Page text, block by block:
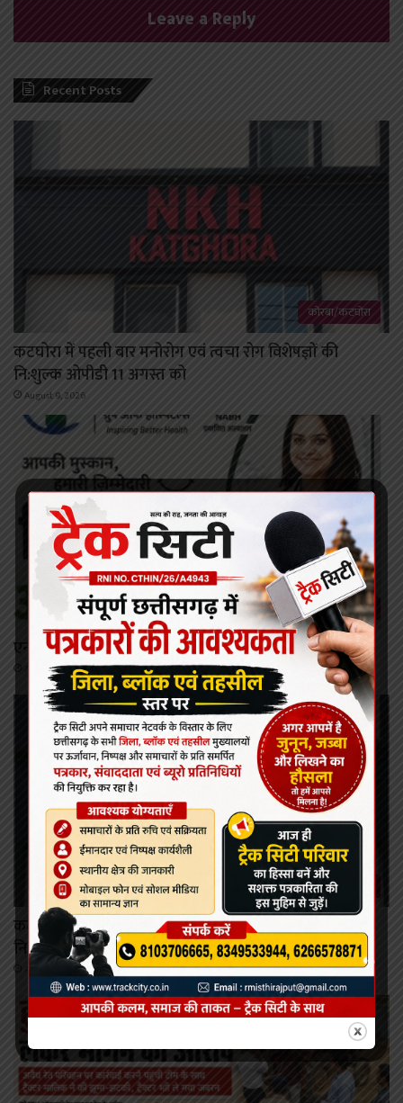
Leave a Reply
Recent Posts
कोरबा/कटघोरा
कटघोरा में पहली बार मनोरोग एवं त्वचा रोग विशेषज्ञों की
नि:शुल्क ओपीडी 11 अगस्त को
August 9, 2026
कोरबा
एनकेएच में 11 से 14 अगस्त तक नि:शुल्क डेंटल ओपीडी कैंप
August 9, 2026
कोरबा/कटघोरा
कटघोरा में पहली बार मनोरोग एवं त्वचा रोग विशेषज्ञों की
नि:शुल्क ओपीडी 11 अगस्त को
August 9, 2026